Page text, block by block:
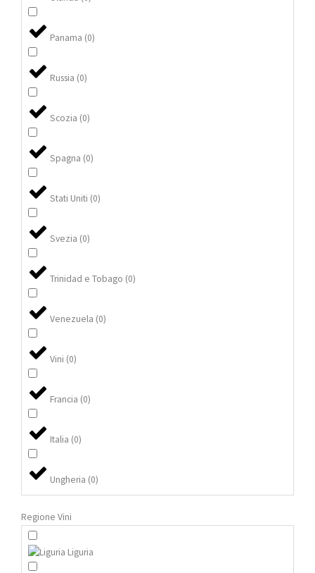
Panama (0)
Russia (0)
Scozia (0)
Spagna (0)
Stati Uniti (0)
Svezia (0)
Trinidad e Tobago (0)
Venezuela (0)
Vini (0)
Francia (0)
Italia (0)
Ungheria (0)
Regione Vini
Liguria